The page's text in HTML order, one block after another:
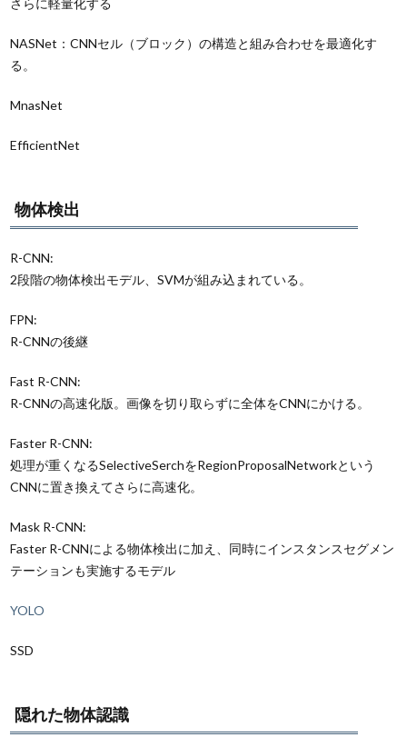
さらに軽量化する
NASNet：CNNセル（ブロック）の構造と組み合わせを最適化す
る。
MnasNet
EfficientNet
物体検出
R-CNN:
2段階の物体検出モデル、SVMが組み込まれている。
FPN:
R-CNNの後継
Fast R-CNN:
R-CNNの高速化版。画像を切り取らずに全体をCNNにかける。
Faster R-CNN:
処理が重くなるSelectiveSerchをRegionProposalNetworkという
CNNに置き換えてさらに高速化。
Mask R-CNN:
Faster R-CNNによる物体検出に加え、同時にインスタンスセグメン
テーションも実施するモデル
YOLO
SSD
隠れた物体認識